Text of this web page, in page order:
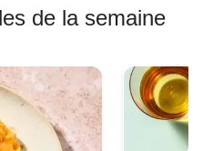
de la semaine